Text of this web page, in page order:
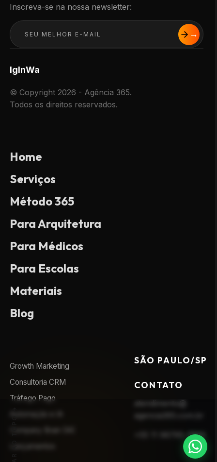
Inscreva-se na nossa newsletter:
IgInWa
© Copyright 2026 - Agência 365.
Todos os direitos reservados.
Home
Serviços
Método 365
Para Arquitetura
Para Médicos
Para Escolas
Materiais
Blog
Growth Marketing
Consultoria CRM
Tráfego Pago
SÃO PAULO/SP
CONTATO
+55 11 96795-7593